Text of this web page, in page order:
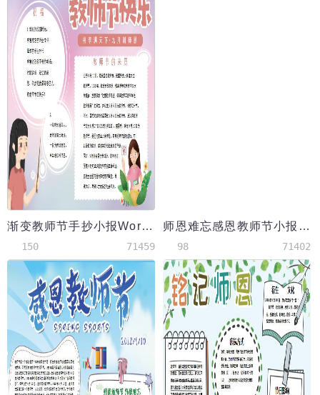
渐变教师节手抄小报Word模板
150 71459
师恩难忘感恩教师节小报word模板
98 71402